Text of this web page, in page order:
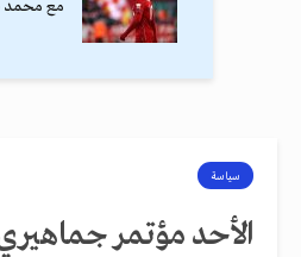
مع محمد
سياسة
الأحد مؤتمر